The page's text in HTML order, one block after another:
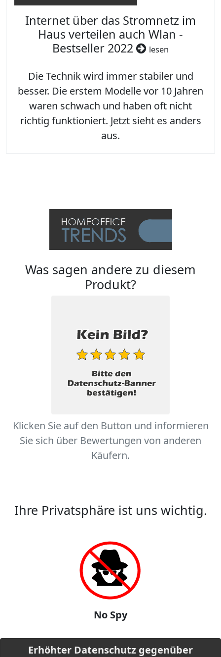
Internet über das Stromnetz im
Haus verteilen auch Wlan -
Bestseller 2022
lesen
Die Technik wird immer stabiler und
besser. Die erstem Modelle vor 10 Jahren
waren schwach und haben oft nicht
richtig funktioniert. Jetzt sieht es anders
aus.
Was sagen andere zu diesem
Produkt?
Klicken Sie auf den Button und informieren
Sie sich über Bewertungen von anderen
Käufern.
Ihre Privatsphäre ist uns wichtig.
No Spy
Erhöhter Datenschutz gegenüber